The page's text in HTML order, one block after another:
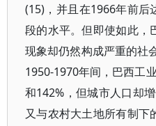
(15)，并且在1966年前后
段的水平。但即使如此，
现象却仍然构成严重的社
1950-1970年间，巴西工
和142%，但城市人口却
又与农村大土地所有制下